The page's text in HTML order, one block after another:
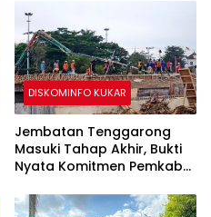
DISKOMINFO KUKAR
Jembatan Tenggarong
Masuki Tahap Akhir, Bukti
Nyata Komitmen Pemkab
Terpadu